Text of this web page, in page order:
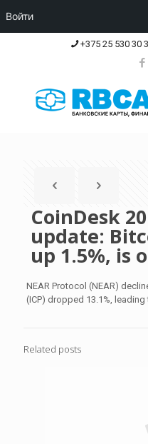
+375 25 530 30
CoinDesk
update:
up 1.5%, is
NEAR Protocol (NEAR)
(ICP) dropped 13.1%, leading
Related posts
Войти